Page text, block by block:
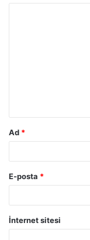
Ad *
E-posta *
İnternet sitesi